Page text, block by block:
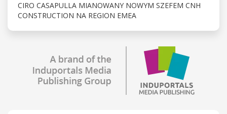
CIRO CASAPULLA MIANOWANY NOWYM SZEFEM CNH
CONSTRUCTION NA REGION EMEA